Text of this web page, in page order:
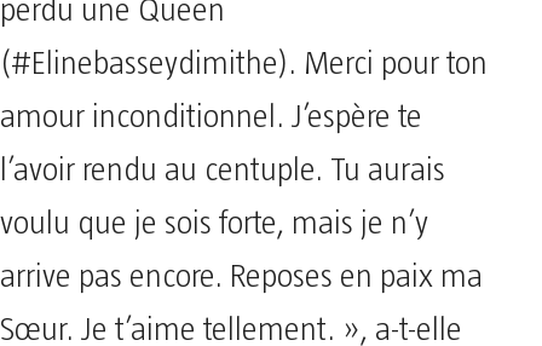
perdu une Queen
(#Elinebasseydimithe). Merci pour ton
amour inconditionnel. J’espère te
l’avoir rendu au centuple. Tu aurais
voulu que je sois forte, mais je n’y
arrive pas encore. Reposes en paix ma
Sœur. Je t’aime tellement. », a-t-elle